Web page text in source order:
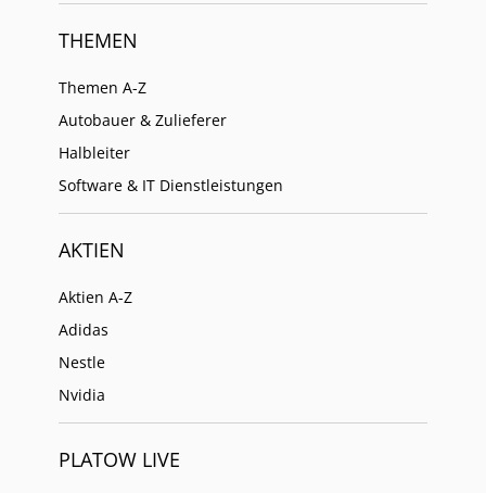
THEMEN
Themen A-Z
Autobauer & Zulieferer
Halbleiter
Software & IT Dienstleistungen
AKTIEN
Aktien A-Z
Adidas
Nestle
Nvidia
PLATOW LIVE